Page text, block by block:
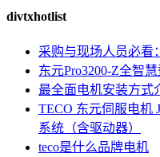
divtxhotlist
采购与现场人员必看
东元Pro3200-Z全智
最全面电机安装方式
TECO 东元伺服电机
系统（含驱动器）
teco是什么品牌电机